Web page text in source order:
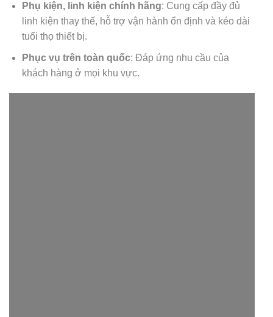
Phụ kiện, linh kiện chính hãng: Cung cấp đầy đủ
linh kiện thay thế, hỗ trợ vận hành ổn định và kéo dài
tuổi thọ thiết bị.
Phục vụ trên toàn quốc: Đáp ứng nhu cầu của
khách hàng ở mọi khu vực.